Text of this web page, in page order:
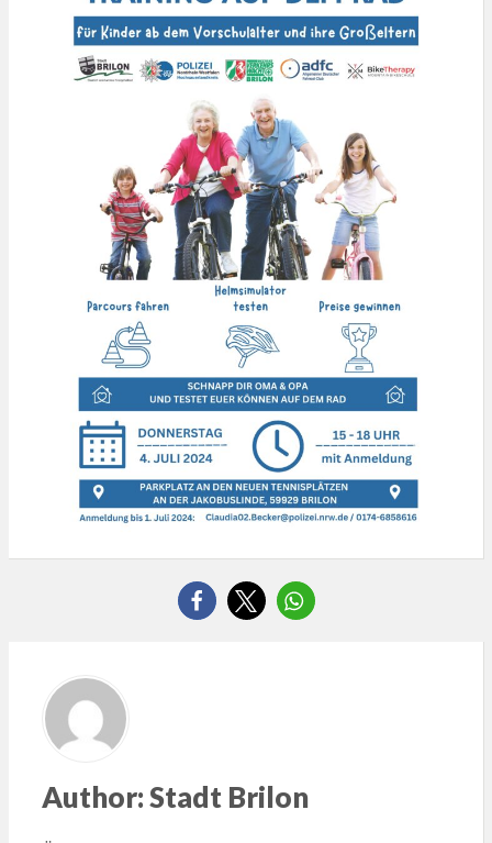
Author:Stadt Brilon